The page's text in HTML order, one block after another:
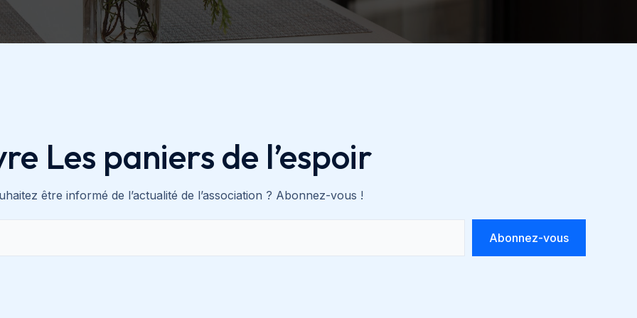
Les paniers de l’espoir
être informé de l’actualité de l’association ? Abonnez-vous !
Abonnez-vous